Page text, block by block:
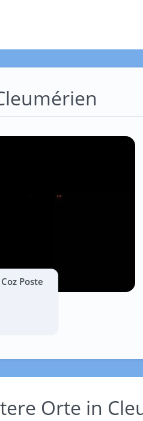
Poste
Orte in